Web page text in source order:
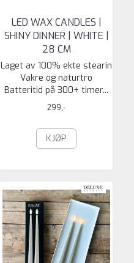
LED WAX CANDLES |
SHINY DINNER | WHITE |
28 CM
Laget av 100% ekte stearin
Vakre og naturtro
Batteritid på 300+ timer...
299,-
KJØP